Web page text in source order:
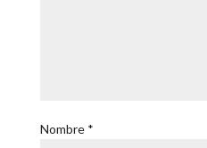
Nombre *